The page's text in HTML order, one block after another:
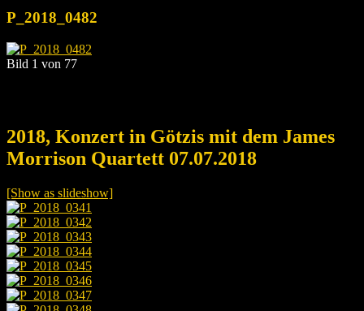
P_2018_0482
Bild 1 von 77
2018, Konzert in Götzis mit dem James
Morrison Quartett 07.07.2018
[Show as slideshow]